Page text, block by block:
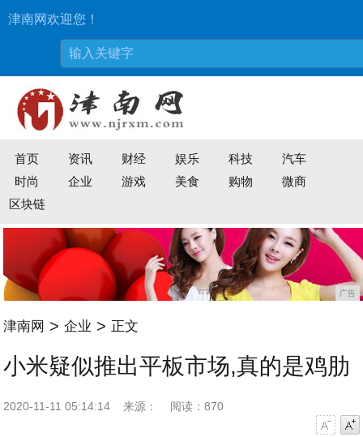
津南网欢迎您！
首页 资讯 财经 娱乐 科技
汽车
时尚
企业 游戏 美食 购物
微商
区块链
广告
津南网 > 企业 > 正文
小米疑似推出平板市场,真的是鸡肋
2020-11-11 05:14:14 来源：
阅读：870